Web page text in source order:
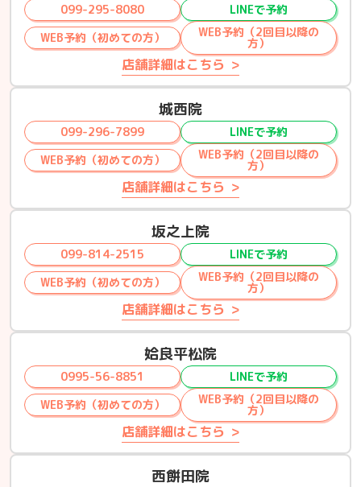
099-295-8080
LINEで予約
WEB予約（初めての方）
WEB予約（2回目以降の
方）
店舗詳細はこちら
城西院
099-296-7899
LINEで予約
WEB予約（初めての方）
WEB予約（2回目以降の
方）
店舗詳細はこちら
坂之上院
099-814-2515
LINEで予約
WEB予約（初めての方）
WEB予約（2回目以降の
方）
店舗詳細はこちら
姶良平松院
0995-56-8851
LINEで予約
WEB予約（初めての方）
WEB予約（2回目以降の
方）
店舗詳細はこちら
西餅田院